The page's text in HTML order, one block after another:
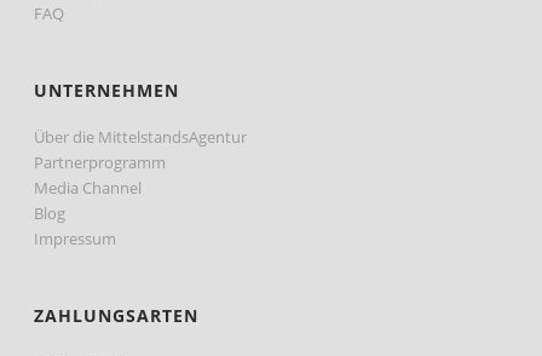
FAQ
UNTERNEHMEN
Über die MittelstandsAgentur
Partnerprogramm
Media Channel
Blog
Impressum
ZAHLUNGSARTEN